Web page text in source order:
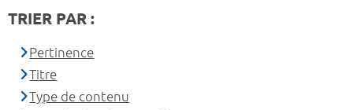
TRIER PAR :
Pertinence
Titre
Type de contenu